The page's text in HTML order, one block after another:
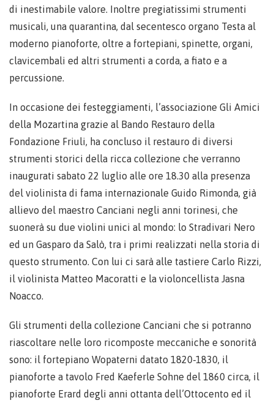
di inestimabile valore. Inoltre pregiatissimi strumenti
musicali, una quarantina, dal secentesco organo Testa al
moderno pianoforte, oltre a fortepiani, spinette, organi,
clavicembali ed altri strumenti a corda, a fiato e a
percussione.
In occasione dei festeggiamenti, l’associazione Gli Amici
della Mozartina grazie al Bando Restauro della
Fondazione Friuli, ha concluso il restauro di diversi
strumenti storici della ricca collezione che verranno
inaugurati sabato 22 luglio alle ore 18.30 alla presenza
del violinista di fama internazionale Guido Rimonda, già
allievo del maestro Canciani negli anni torinesi, che
suonerà su due violini unici al mondo: lo Stradivari Nero
ed un Gasparo da Salò, tra i primi realizzati nella storia di
questo strumento. Con lui ci sarà alle tastiere Carlo Rizzi,
il violinista Matteo Macoratti e la violoncellista Jasna
Noacco.
Gli strumenti della collezione Canciani che si potranno
riascoltare nelle loro ricomposte meccaniche e sonorità
sono: il fortepiano Wopaterni datato 1820-1830, il
pianoforte a tavolo Fred Kaeferle Sohne del 1860 circa, il
pianoforte Erard degli anni ottanta dell’Ottocento ed il